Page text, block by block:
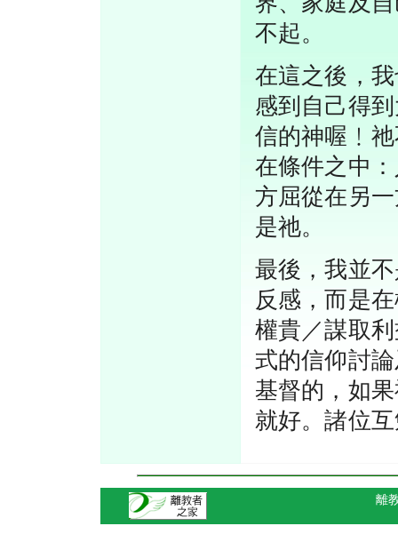
不起。
在這之後，
感到自己得
信的神喔﹗
在條件之中
方屈從在另
是祂。
最後，我並
反感，而是
權貴／謀取
式的信仰討
基督的，如
就好。諸位
離